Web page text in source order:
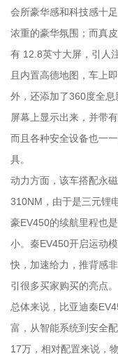
会所豪华感和科技感十
浓重的豪华氛围；而真
有 12.8英寸大屏，引人
且内置高德地图，车上
外，还添加了360度全
屏幕上显示出来，并带
而且各种安全设备也一
具。
动力方面，该车搭配永
310NM，由于是三元锂
豪EV450的续航里程也
小。秦EV450开启运动
快，加速给力，推背感
引很多买家购买的亮点。
总体来说，比亚迪秦
富，从智能系统到安全
17万，相对配置来说，